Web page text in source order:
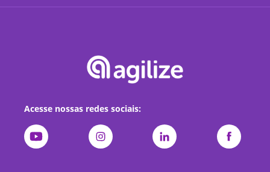
Acesse nossas redes sociais: